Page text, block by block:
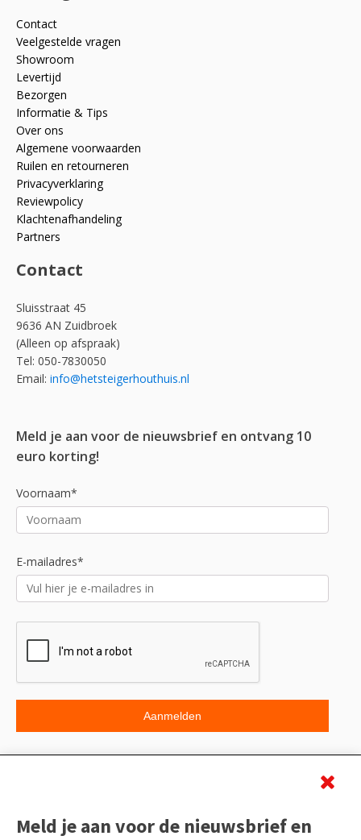
Contact
Veelgestelde vragen
Showroom
Levertijd
Bezorgen
Informatie & Tips
Over ons
Algemene voorwaarden
Ruilen en retourneren
Privacyverklaring
Reviewpolicy
Klachtenafhandeling
Partners
Contact
Sluisstraat 45
9636 AN Zuidbroek
(Alleen op afspraak)
Tel: 050-7830050
Email: info@hetsteigerhouthuis.nl
Meld je aan voor de nieuwsbrief en ontvang 10
euro korting!
Voornaam*
E-mailadres*
Meld je aan voor de nieuwsbrief en